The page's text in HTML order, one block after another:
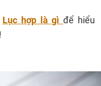
Lục hợp là gìđể hiểu